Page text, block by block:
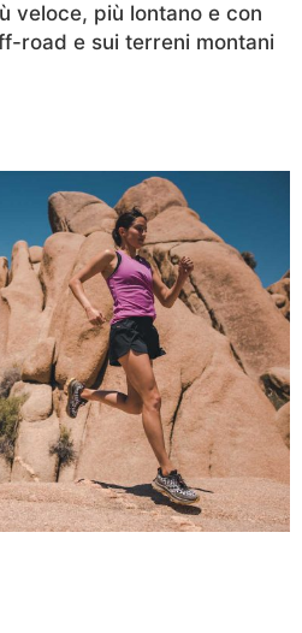
veloce, più lontano e con
road e sui terreni montani